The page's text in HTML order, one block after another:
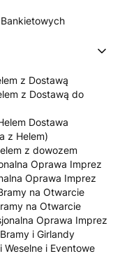
z Dostawą
z Dostawą do
Dostawa
z Helem)
z dowozem
Oprawa Imprez
Oprawa Imprez
na Otwarcie
na Otwarcie
Oprawa Imprez
i Girlandy
i Eventowe